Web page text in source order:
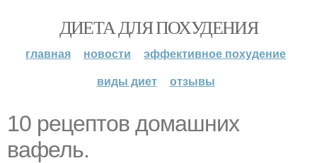
ДИЕТА ДЛЯ ПОХУДЕНИЯ
главная новости
эффективное похудение
виды диет
отзывы
10 рецептов домашних
вафель.